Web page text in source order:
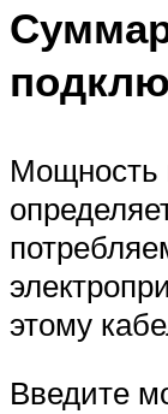
Мощность
этому
Введите